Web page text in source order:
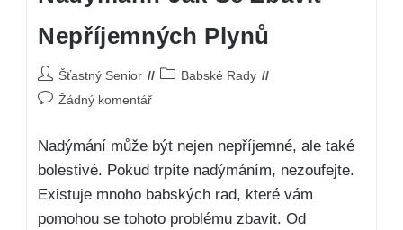
Nepříjemných Plynů
Šťastný Senior
Babské Rady
Žádný komentář
Nadýmání může být nejen nepříjemné, ale také
bolestivé. Pokud trpíte nadýmáním, nezoufejte.
Existuje mnoho babských rad, které vám
pomohou se tohoto problému zbavit. Od